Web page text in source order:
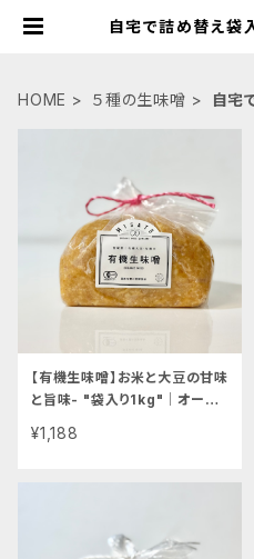
自宅で詰め替え袋
HOME
５種の生味噌 自宅
【有機生味噌】お米と大豆の甘味
と旨味- "袋入り1kg"│オーガ
味料
¥1,188